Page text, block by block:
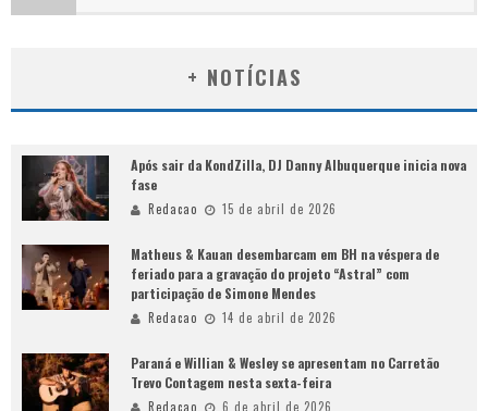
+ NOTÍCIAS
Após sair da KondZilla, DJ Danny Albuquerque inicia nova
fase
Redacao 15 de abril de 2026
Matheus & Kauan desembarcam em BH na véspera de
feriado para a gravação do projeto “Astral” com
participação de Simone Mendes
Redacao 14 de abril de 2026
Paraná e Willian & Wesley se apresentam no Carretão
Trevo Contagem nesta sexta-feira
Redacao 6 de abril de 2026